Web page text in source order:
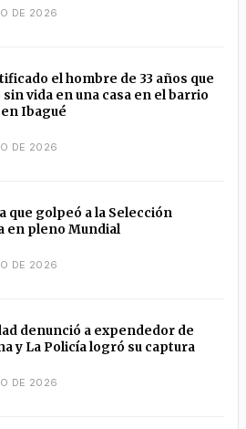
DE 2026
el hombre de 33 años que
vida en una casa en el barrio
Ibagué
DE 2026
que golpeó a la Selección
en pleno Mundial
DE 2026
denunció a expendedor de
y La Policía logró su captura
DE 2026